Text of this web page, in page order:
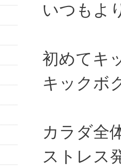
いつもよ
初めてキ
キックボ
カラダ全
ストレス